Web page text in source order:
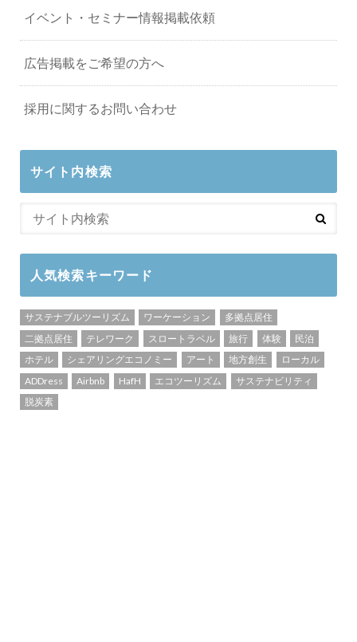
イベント・セミナー情報掲載依頼
広告掲載をご希望の方へ
採用に関するお問い合わせ
サイト内検索
人気検索キーワード
サステナブルツーリズム ワーケーション
多拠点居住
二拠点居住
テレワーク スロートラベル 旅行 体験
民泊
ホテル
シェアリングエコノミー アート 地方創生
ローカル
ADDress
Airbnb HafH エコツーリズム
サステナビリティ
脱炭素